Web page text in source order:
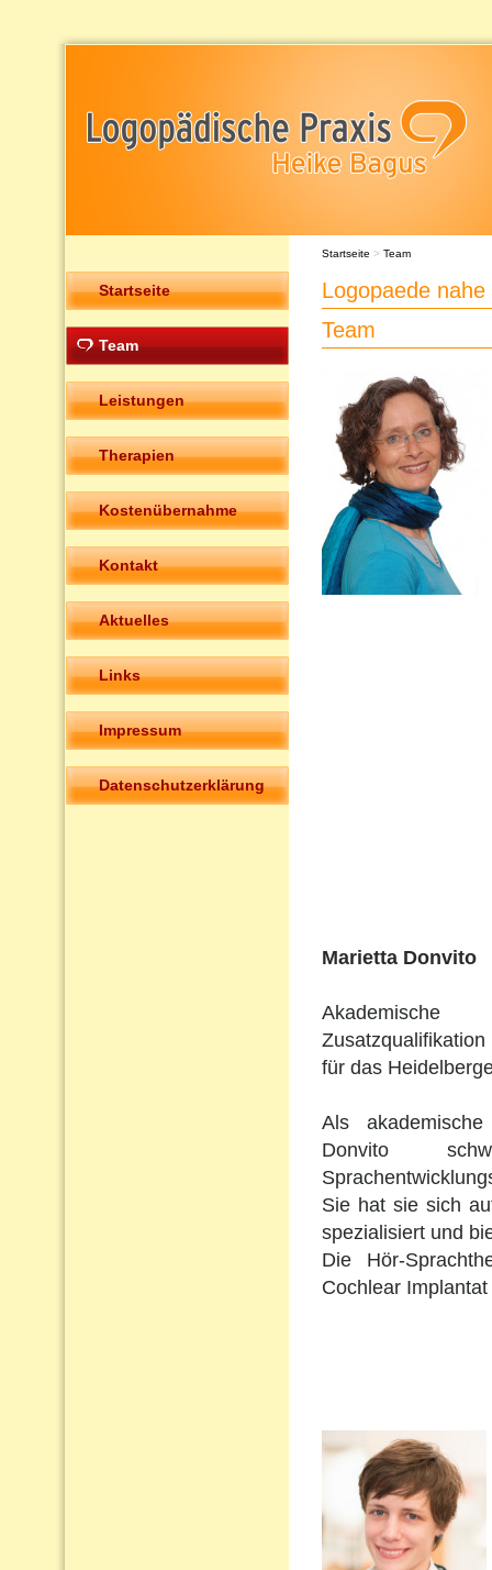
Startseite
Team
Leistungen
Therapien
Kostenübernahme
Kontakt
Aktuelles
Links
Impressum
Datenschutzerklärung
Startseite > Team
Logopaede
Team
Marietta Donvito
für das
Als
Donvito
Sie hat sie sich
spezialisiert und
Die Hör-
Cochlear